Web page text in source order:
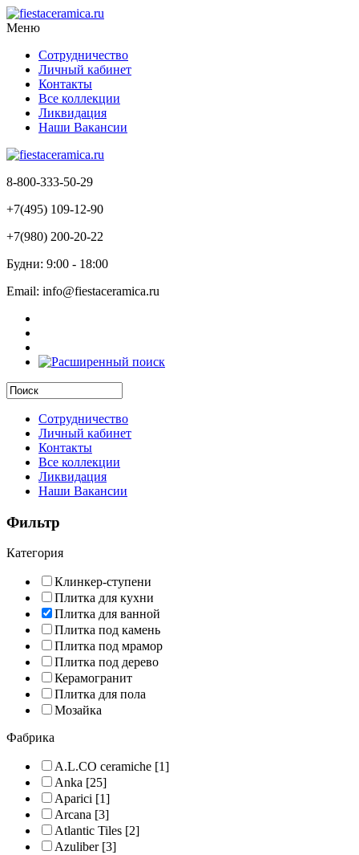
Меню
Сотрудничество
Личный кабинет
Контакты
Все коллекции
Ликвидация
Наши Вакансии
8-800-333-50-29
+7(495) 109-12-90
+7(980) 200-20-22
Будни: 9:00 - 18:00
Email: info@fiestaceramica.ru
Сотрудничество
Личный кабинет
Контакты
Все коллекции
Ликвидация
Наши Вакансии
Фильтр
Категория
Клинкер-ступени
Плитка для кухни
Плитка для ванной
Плитка под камень
Плитка под мрамор
Плитка под дерево
Керамогранит
Плитка для пола
Мозайка
Фабрика
A.L.CO ceramiche [1]
Anka [25]
Aparici [1]
Arcana [3]
Atlantic Tiles [2]
Azuliber[3]